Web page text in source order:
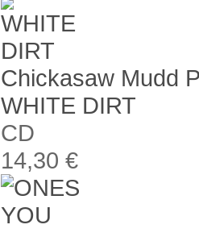
Chickasaw Mudd
WHITE DIRT
CD
14,30 €